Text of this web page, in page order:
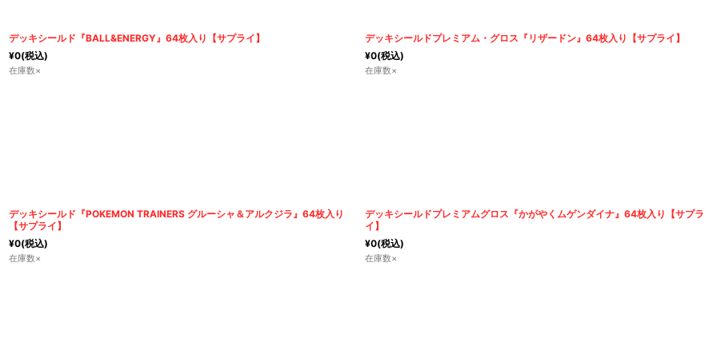
デッキシールド『BALL&ENERGY』64枚入り【サプライ】
¥0(税込)
在庫数×
デッキシールドプレミアム・グロス『リザードン』64枚入り【サプライ】
¥0(税込)
在庫数×
デッキシールド『POKEMON TRAINERS グルーシャ＆アルクジラ』64枚入り
【サプライ】
¥0(税込)
在庫数×
デッキシールドプレミアムグロス『かがやくムゲンダイナ』64枚入り【サプラ
イ】
¥0(税込)
在庫数×